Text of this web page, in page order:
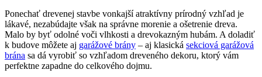
Ponechať drevenej stavbe vonkajší atraktívny prírodný vzhľad je
lákavé, nezabúdajte však na správne morenie a ošetrenie dreva.
Malo by byť odolné voči vlhkosti a drevokazným hubám. A doladiť
k budove môžete aj garážové brány – aj klasická sekciová garážová
brána sa dá vyrobiť so vzhľadom dreveného dekoru, ktorý vám
perfektne zapadne do celkového dojmu.